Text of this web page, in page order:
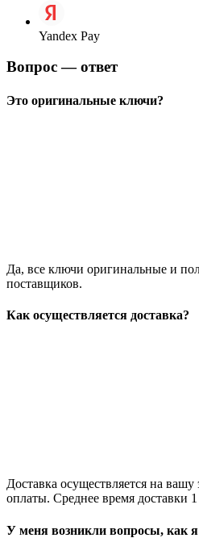
Yandex Pay
Вопрос — ответ
Это оригинальные ключи?
Да, все ключи оригинальные и
поставщиков.
Как осуществляется доставка?
Доставка осуществляется на
оплаты. Среднее время доставки
У меня возникли вопросы, как